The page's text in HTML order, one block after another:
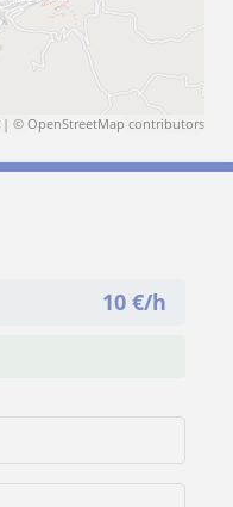
| © OpenStreetMap contributors
10 €/h